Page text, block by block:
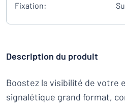
Fixation:
Description du produit
Boostez la visibilité de votre
signalétique grand format,